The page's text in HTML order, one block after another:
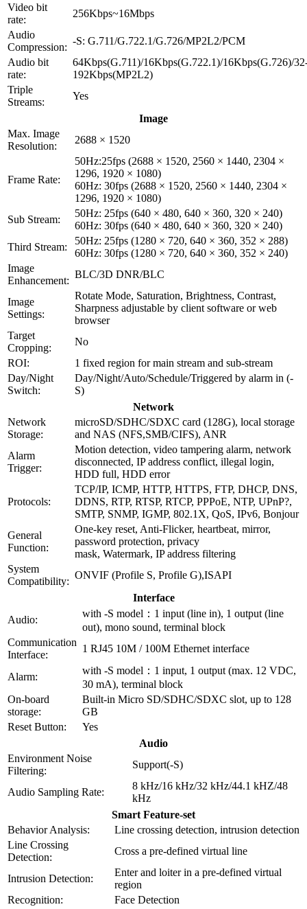
Video bit
rate:
256Kbps~16Mbps
Audio
Compression:
-S: G.711/G.722.1/G.726/MP2L2/PCM
Audio bit
rate:
64Kbps(G.711)/16Kbps(G.722.1)/16Kbps(G.726)/
192Kbps(MP2L2)
Triple
Streams:
Yes
Image
Max. Image
Resolution:
2688 × 1520
Frame Rate:
50Hz:25fps (2688 × 1520, 2560 × 1440, 2304 ×
1296, 1920 × 1080)
60Hz: 30fps (2688 × 1520, 2560 × 1440, 2304 ×
1296, 1920 × 1080)
Sub Stream:
50Hz: 25fps (640 × 480, 640 × 360, 320 × 240)
60Hz: 30fps (640 × 480, 640 × 360, 320 × 240)
Third Stream:
50Hz: 25fps (1280 × 720, 640 × 360, 352 × 288)
60Hz: 30fps (1280 × 720, 640 × 360, 352 × 240)
Image
Enhancement:
BLC/3D DNR/BLC
Image
Settings:
Rotate Mode, Saturation, Brightness, Contrast,
Sharpness adjustable by client software or web
browser
Target
Cropping:
No
ROI:
1 fixed region for main stream and sub-stream
Day/Night
Switch:
Day/Night/Auto/Schedule/Triggered by alarm in (-
S)
Network
Network
Storage:
microSD/SDHC/SDXC card (128G), local storage
and NAS (NFS,SMB/CIFS), ANR
Alarm
Trigger:
Motion detection, video tampering alarm, network
disconnected, IP address conflict, illegal login,
HDD full, HDD error
Protocols:
TCP/IP, ICMP, HTTP, HTTPS, FTP, DHCP, DNS,
DDNS, RTP, RTSP, RTCP, PPPoE, NTP, UPnP?,
SMTP, SNMP, IGMP, 802.1X, QoS, IPv6, Bonjour
General
Function:
One-key reset, Anti-Flicker, heartbeat, mirror,
password protection, privacy
mask, Watermark, IP address filtering
System
Compatibility:
ONVIF (Profile S, Profile G),ISAPI
Interface
Audio:
with -S model：1 input (line in), 1 output (line
out), mono sound, terminal block
Communication
Interface:
1 RJ45 10M / 100M Ethernet interface
Alarm:
with -S model：1 input, 1 output (max. 12 VDC,
30 mA), terminal block
On-board
storage:
Built-in Micro SD/SDHC/SDXC slot, up to 128
GB
Reset Button:
Yes
Audio
Environment Noise
Filtering:
Support(-S)
Audio Sampling Rate:
8 kHz/16 kHz/32 kHz/44.1 kHZ/48
kHz
Smart Feature-set
Behavior Analysis:
Line crossing detection, intrusion detection
Line Crossing
Detection:
Cross a pre-defined virtual line
Intrusion Detection:
Enter and loiter in a pre-defined virtual
region
Recognition:
Face Detection